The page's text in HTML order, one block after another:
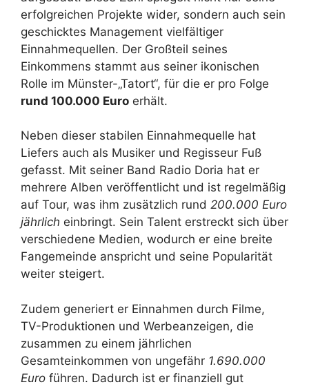
erfolgreichen Projekte wider, sondern auch sein
geschicktes Management vielfältiger
Einnahmequellen. Der Großteil seines
Einkommens stammt aus seiner ikonischen
Rolle im Münster-„Tatort“, für die er pro Folge
rund 100.000 Euro erhält.
Neben dieser stabilen Einnahmequelle hat
Liefers auch als Musiker und Regisseur Fuß
gefasst. Mit seiner Band Radio Doria hat er
mehrere Alben veröffentlicht und ist regelmäßig
auf Tour, was ihm zusätzlich rund 200.000 Euro
jährlich einbringt. Sein Talent erstreckt sich über
verschiedene Medien, wodurch er eine breite
Fangemeinde anspricht und seine Popularität
weiter steigert.
Zudem generiert er Einnahmen durch Filme,
TV-Produktionen und Werbeanzeigen, die
zusammen zu einem jährlichen
Gesamteinkommen von ungefähr 1.690.000
Euro führen. Dadurch ist er finanziell gut